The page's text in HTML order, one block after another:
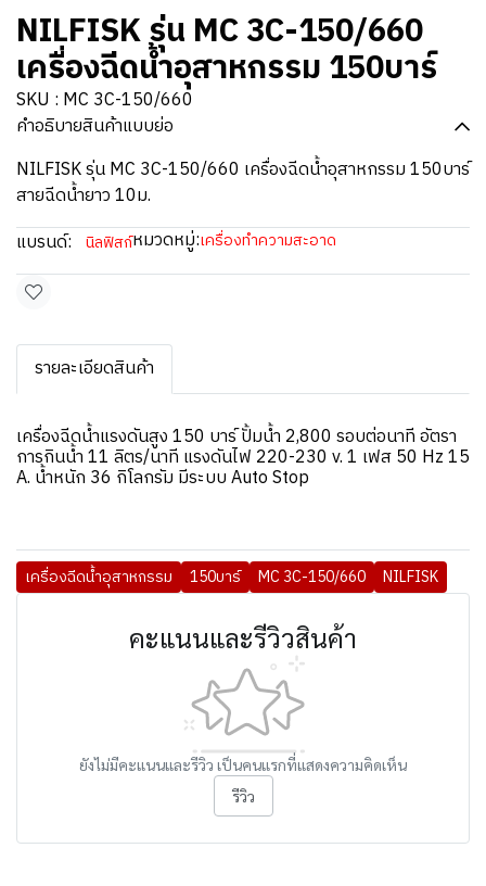
NILFISK รุ่น MC 3C-150/660
เครื่องฉีดน้ำอุสาหกรรม 150บาร์
SKU : MC 3C-150/660
คำอธิบายสินค้าแบบย่อ
NILFISK รุ่น MC 3C-150/660 เครื่องฉีดน้ำอุสาหกรรม 150บาร์
สายฉีดน้ำยาว 10ม.
แบรนด์:
นิลฟิสก์หมวดหมู่:เครื่องทำความสะอาด
รายละเอียดสินค้า
เครื่องฉีดน้ำแรงดันสูง 150 บาร์ ปั้มน้ำ 2,800 รอบต่อนาที อัตรา
การกินน้ำ 11 ลิตร/นาที แรงดันไฟ 220-230 v. 1 เฟส 50 Hz 15
A. น้ำหนัก 36 กิโลกรัม มีระบบ Auto Stop
เครื่องฉีดน้ำอุสาหกรรม 150บาร์ MC 3C-150/660 NILFISK
คะแนนและรีวิวสินค้า
ยังไม่มีคะแนนและรีวิว เป็นคนแรกที่แสดงความคิดเห็น
รีวิว